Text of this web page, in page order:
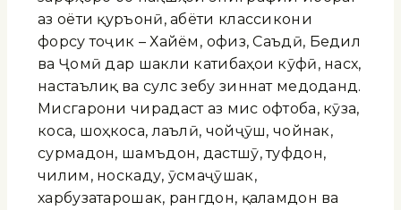
аз оёти қуръонӣ, абёти классикони
форсу тоҷик – Хайём, Ҳофиз, Саъдӣ, Бедил
ва Ҷомӣ дар шакли катибаҳои кӯфӣ, насх,
настаълиқ ва сулс зебу зиннат медоданд.
Мисгарони чирадаст аз мис офтоба, кӯза,
коса, шоҳкоса, лаълӣ, чойҷӯш, чойнак,
сурмадон, шамъдон, дастшӯ, туфдон,
чилим, носкаду, ӯсмаҷӯшак,
харбузатарошак, рангдон, қаламдон ва